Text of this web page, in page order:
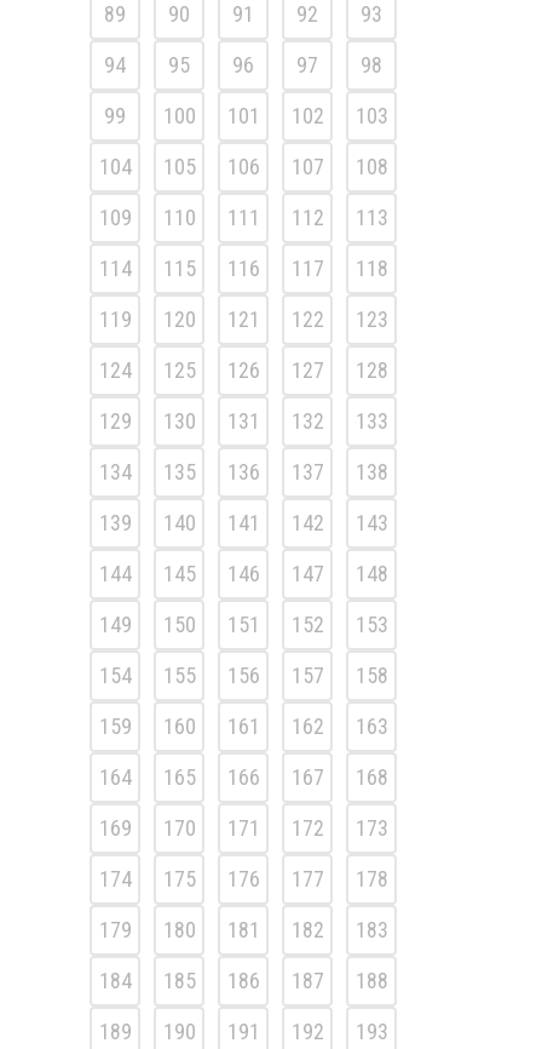
89
90 91 92
93
94
95 96 97
98
99
100 101 102
103
104
105 106 107
108
109
110 111 112
113
114
115 116 117
118
119
120 121 122
123
124
125 126 127
128
129
130 131 132
133
134
135 136 137
138
139
140 141 142
143
144
145 146 147
148
149
150 151 152
153
154
155 156 157
158
159
160 161 162
163
164
165 166 167
168
169
170 171 172
173
174
175 176 177
178
179
180 181 182
183
184
185 186 187
188
189
190 191 192
193